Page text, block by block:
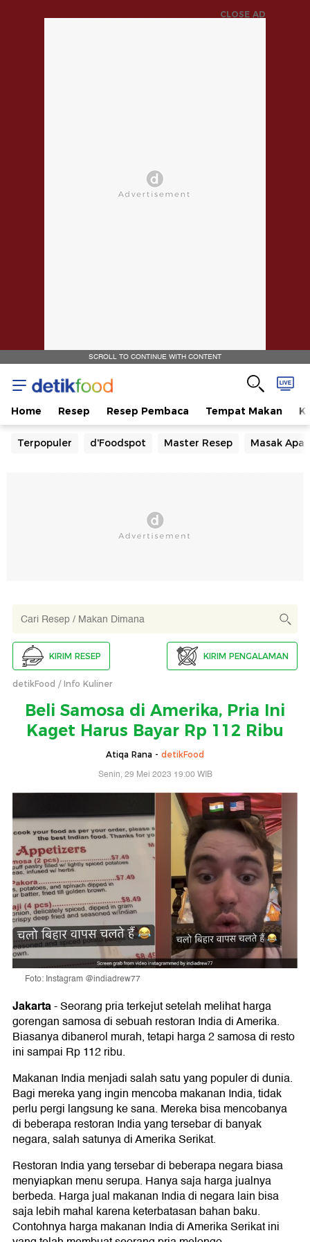
CLOSE AD
SCROLL TO CONTINUE WITH CONTENT
Home Resep Resep Pembaca Tempat Makan
Terpopuler d'Foodspot Master Resep Masak Apa
KIRIM RESEP KIRIM PENGALAMAN
detikFood Info Kuliner
Beli Samosa di Amerika, Pria Ini
Kaget Harus Bayar Rp 112 Ribu
Atiqa Rana - detikFood
Senin, 29 Mei 2023 19:00 WIB
Foto: Instagram @indiadrew77
Jakarta-Seorang pria terkejut setelah melihat harga
gorengan samosa di sebuah restoran India di Amerika.
Biasanya dibanerol murah, tetapi harga 2 samosa di resto
ini sampai Rp 112 ribu.
Makanan India menjadi salah satu yang populer di dunia.
Bagi mereka yang ingin mencoba makanan India, tidak
perlu pergi langsung ke sana. Mereka bisa mencobanya
di beberapa restoran India yang tersebar di banyak
negara, salah satunya di Amerika Serikat.
Restoran India yang tersebar di beberapa negara biasa
menyiapkan menu serupa. Hanya saja harga jualnya
berbeda. Harga jual makanan India di negara lain bisa
saja lebih mahal karena keterbatasan bahan baku.
Contohnya harga makanan India di Amerika Serikat ini